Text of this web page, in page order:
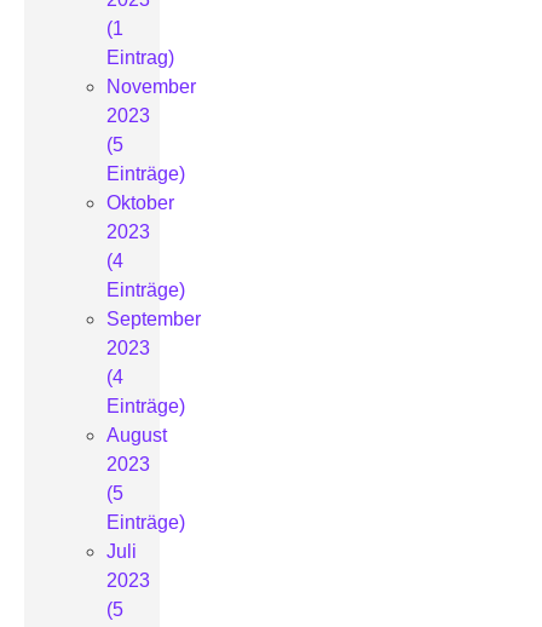
(1
Eintrag)
November
2023
(5
Einträge)
Oktober
2023
(4
Einträge)
September
2023
(4
Einträge)
August
2023
(5
Einträge)
Juli
2023
(5